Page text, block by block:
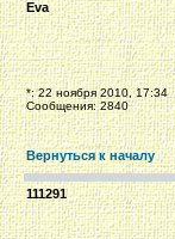
Eva
*: 22 ноября 2010, 17:34
Сообщения: 2840
Вернуться к началу
111291